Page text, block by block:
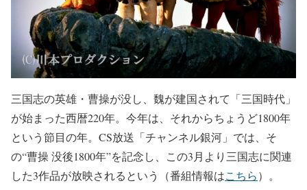
三国志の英雄・曹操が没し、魏が建国されて「三国時代」
が始まった西暦220年。今年は、それからちょうど1800年
という節目の年。CS放送「チャンネル銀河」では、そ
の“曹操 没後1800年”を記念し、この3月より三国志に関連
した3作品が放映されるという（番組情報はこちら）。